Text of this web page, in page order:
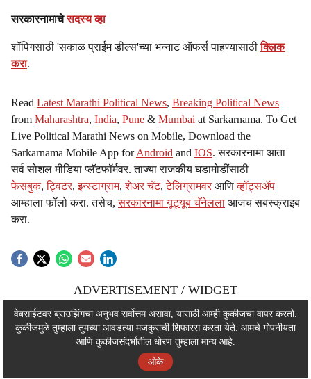
सरकारनामाचेसदस्य व्हा
शॉपिंगसाठी 'सकाळ प्राईम डील्स'च्या भन्नाट ऑफर्स पाहण्यासाठीक्लिक
करा.
Read Latest Marathi Political News, Breaking Political News
from Maharashtra, India, Pune & Mumbai at Sarkarnama. To Get
Live Political Marathi News on Mobile, Download the
Sarkarnama Mobile App forAndroid and IOS. सरकारनामा आता
सर्व सोशल मीडिया प्लॅटफॉर्मवर. ताज्या राजकीय घडामोडींसाठी
फेसबुक,ट्विटर,इन्स्टाग्राम,शेअर चॅट,टेलिग्रामवर आणिव्हॉट्सॲप
आम्हाला फॉलो करा. तसेच,सरकारनामा यूट्यूब चॅनेलला आजच सबस्क्राइब
करा.
ADVERTISEMENT / WIDGET
ADVERTISEMENT / WIDGET
ADVERTISEMENT / WIDGET
वेबसाईटवर ब्राउझिंगचा अनुभव सर्वोत्तम असावा, यासाठी आम्ही कुकीजचा वापर करतो.
कुकीजमुळे तुम्हाला तुमच्या आवडत्या मजकुराची शिफारस करता येते. आमचे गोपनीयता
आणि कुकीजसंदर्भातील धोरण तुम्हाला मान्य आहे.
ओके